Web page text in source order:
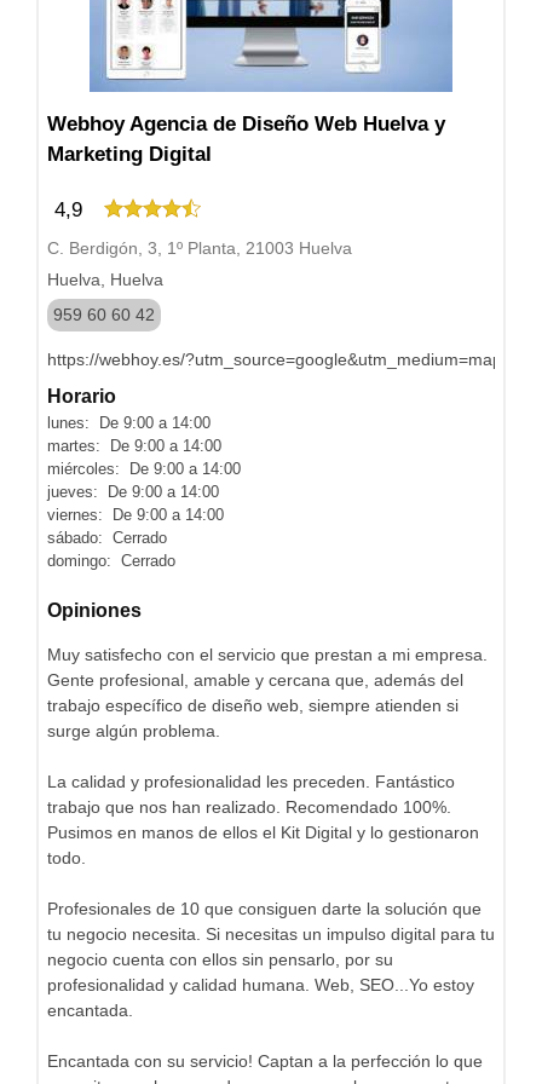
Webhoy Agencia de Diseño Web Huelva y
Marketing Digital
4,9
C. Berdigón, 3, 1º Planta, 21003 Huelva
Huelva, Huelva
959 60 60 42
https://webhoy.es/
Horario
lunes: De 9:00 a 14:00
martes: De 9:00 a 14:00
miércoles: De 9:00 a 14:00
jueves: De 9:00 a 14:00
viernes: De 9:00 a 14:00
sábado: Cerrado
domingo: Cerrado
Opiniones
Muy satisfecho con el servicio que prestan a mi empresa.
Gente profesional, amable y cercana que, además del
trabajo específico de diseño web, siempre atienden si
surge algún problema.
La calidad y profesionalidad les preceden. Fantástico
trabajo que nos han realizado. Recomendado 100%.
Pusimos en manos de ellos el Kit Digital y lo gestionaron
todo.
Profesionales de 10 que consiguen darte la solución que
tu negocio necesita. Si necesitas un impulso digital para tu
negocio cuenta con ellos sin pensarlo, por su
profesionalidad y calidad humana. Web, SEO...Yo estoy
encantada.
Encantada con su servicio! Captan a la perfección lo que